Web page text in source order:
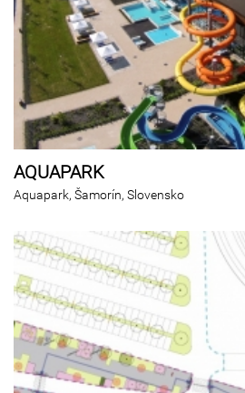
AQUAPARK
Aquapark, Šamorín, Slovensko